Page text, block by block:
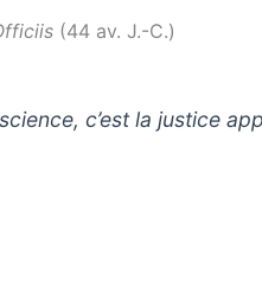
(44 av. J.-C.)
c’est la justice